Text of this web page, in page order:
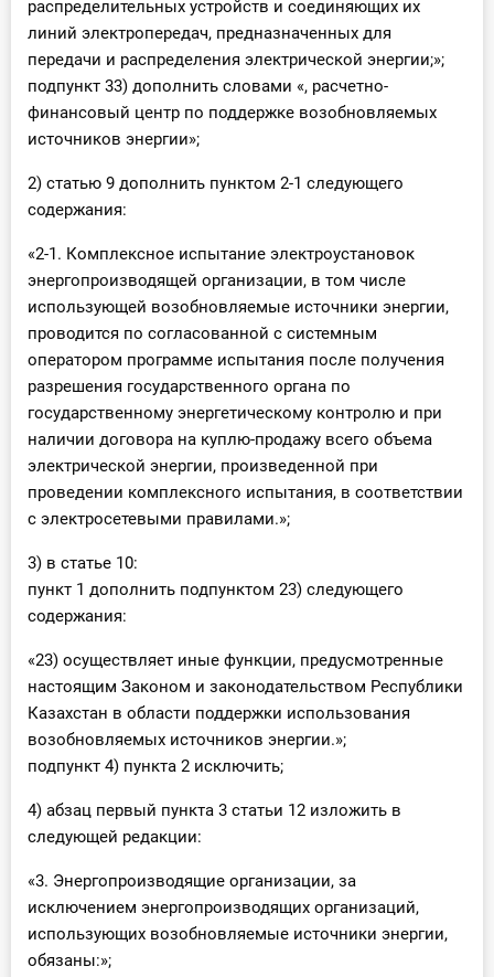
распределительных устройств и соединяющих их
линий электропередач, предназначенных для
передачи и распределения электрической энергии;»;
подпункт 33) дополнить словами «, расчетно-
финансовый центр по поддержке возобновляемых
источников энергии»;
2) статью 9 дополнить пунктом 2-1 следующего
содержания:
«2-1. Комплексное испытание электроустановок
энергопроизводящей организации, в том числе
использующей возобновляемые источники энергии,
проводится по согласованной с системным
оператором программе испытания после получения
разрешения государственного органа по
государственному энергетическому контролю и при
наличии договора на куплю-продажу всего объема
электрической энергии, произведенной при
проведении комплексного испытания, в соответствии
с электросетевыми правилами.»;
3) в статье 10:
пункт 1 дополнить подпунктом 23) следующего
содержания:
«23) осуществляет иные функции, предусмотренные
настоящим Законом и законодательством Республики
Казахстан в области поддержки использования
возобновляемых источников энергии.»;
подпункт 4) пункта 2 исключить;
4) абзац первый пункта 3 статьи 12 изложить в
следующей редакции:
«3. Энергопроизводящие организации, за
исключением энергопроизводящих организаций,
использующих возобновляемые источники энергии,
обязаны:»;